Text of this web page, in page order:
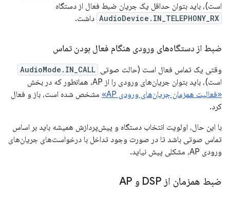
است)، باید بتوان حداقل یک جریان ضبط فعال از دستگاه
AudioDevice.IN_TELEPHONY_RX داشت.
ضبط از دستگاه‌های ورودی هنگام فعال بودن تماس
وقتی یک تماس فعال است (حالت صوتی AudioMode.IN_CALL
است)، باید بتوان جریان‌های ورودی را از AP، همانطور که در بخش
«فعالیت همزمان جریان‌های ورودی AP»
مشخص شده است، باز و فعال
کرد.
با این حال، اولویت انتخاب دستگاه و پیش‌پردازش همیشه باید بر اساس
تماس صوتی باشد تا در صورت وجود تداخل با درخواست‌های جریان‌های
ورودی AP، مشکلی پیش نیاید.
ضبط همزمان از DSP و AP